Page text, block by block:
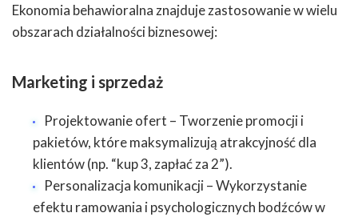
Ekonomia behawioralna znajduje zastosowanie w wielu
obszarach działalności biznesowej:
Marketing i sprzedaż
Projektowanie ofert – Tworzenie promocji i
pakietów, które maksymalizują atrakcyjność dla
klientów (np. “kup 3, zapłać za 2”).
Personalizacja komunikacji – Wykorzystanie
efektu ramowania i psychologicznych bodźców w